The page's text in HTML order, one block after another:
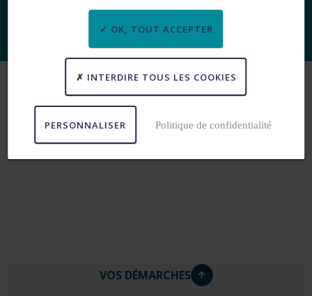
VOS DÉMARCHES
OK, TOUT ACCEPTER
INTERDIRE TOUS LES COOKIES
PERSONNALISER Politique de confidentialité